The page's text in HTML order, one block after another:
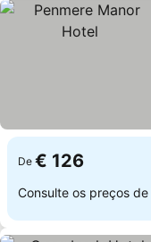
De € 126
Consulte os preços de